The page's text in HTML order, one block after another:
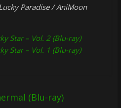
Paradise / AniMoon
Star – Vol. 2 (Blu-ray)
Star – Vol. 1 (Blu-ray)
(Blu-ray)